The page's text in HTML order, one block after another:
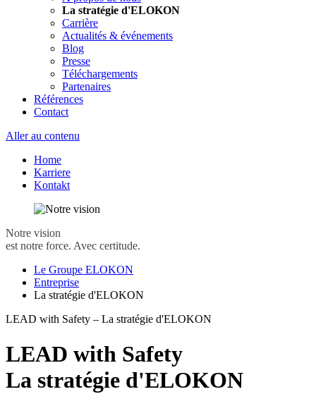
La stratégie d'ELOKON
Carrière
Actualités & événements
Blog
Presse
Téléchargements
Partenaires
Références
Contact
Aller au contenu
Home
Karriere
Kontakt
Notre vision
est notre force. Avec certitude.
Le Groupe ELOKON
Entreprise
La stratégie d'ELOKON
LEAD with Safety – La stratégie d'ELOKON
LEAD with Safety
La stratégie d'ELOKON